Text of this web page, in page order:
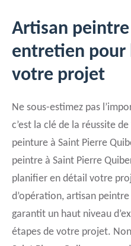
Artisan
entretien pour
votre projet
Ne sous-estimez pas
c’est la clé de la réussite
peinture à Saint Pierre
peintre à Saint Pierre
planifier en détail votre
d’opération, artisan
garantit un haut niveau
étapes de votre projet.